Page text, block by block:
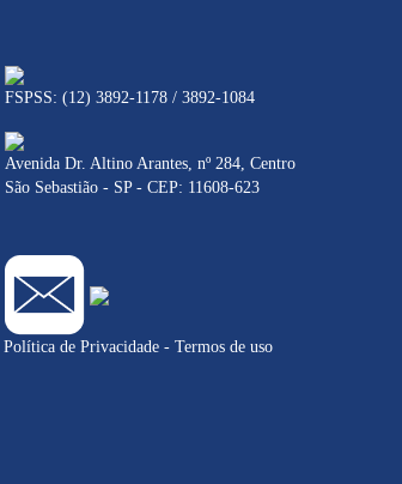
FSPSS: (12) 3892-1178 / 3892-1084
Avenida Dr. Altino Arantes, nº 284, Centro
São Sebastião - SP - CEP: 11608-623
Política de Privacidade - Termos de uso